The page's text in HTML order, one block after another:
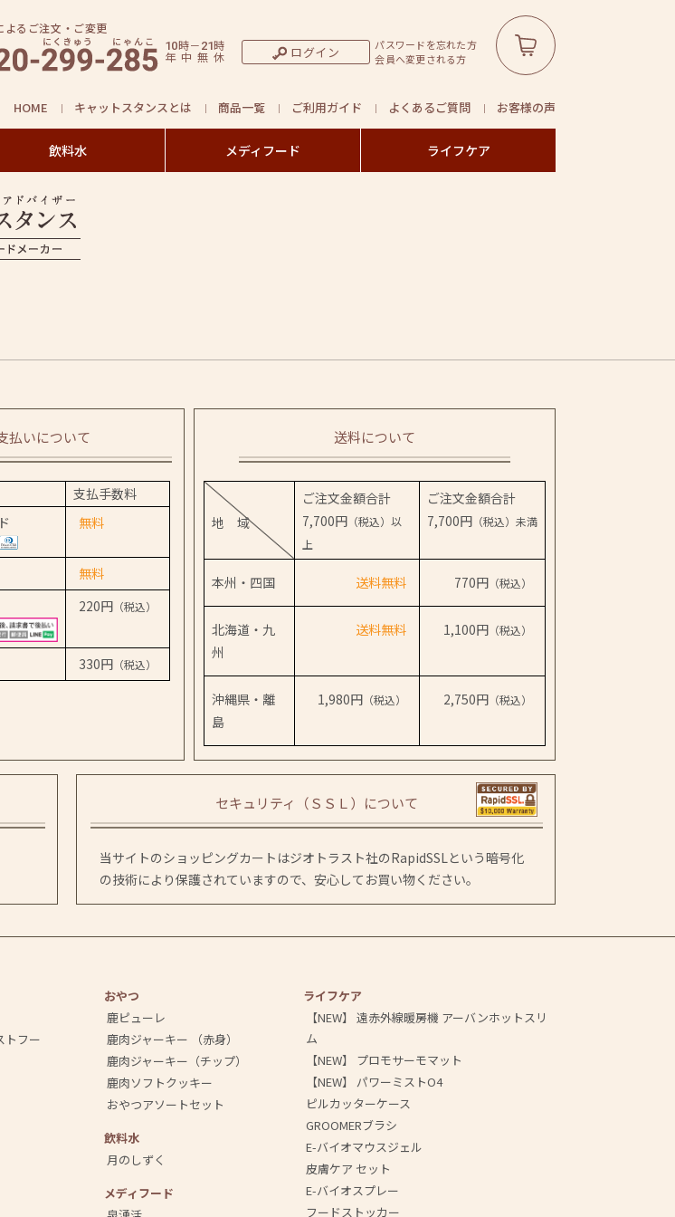
よるご注文・ご変更
10時－ 21時
年 中 無 休 ログイン
パスワードを忘れた方
会員へ変更される方
HOME キャットスタンスとは 商品一覧 ご利用ガイド よくあるご質問 お客様の声
飲料水 メディフード ライフケア
払いについて
支払手数料
無料
無料
220円 （税込）
330円 （税込）
送料について
地 域
ご注文金額合計
7,700円 （税込）以
上
ご注文金額合計
7,700円 （税込）未満
本州・四国 送料無料 770円 （税込）
北海道・九
州
送料無料 1,100円 （税込）
沖縄県・離
島
1,980円 （税込） 2,750円 （税込）
セキュリティ（ＳＳＬ）について
当サイトのショッピングカートはジオトラスト社のRapidSSLという暗号化
の技術により保護されていますので、安心してお買い物ください。
トフー
おやつ
鹿ピューレ
鹿肉ジャーキー （赤身）
鹿肉ジャーキー（チップ）
鹿肉ソフトクッキー
おやつアソートセット
飲料⽔
月のしずく
メディフード
ライフケア
【NEW】 遠赤外線暖房機 アーバンホットスリ
ム
【NEW】 プロモサーモマット
【NEW】 パワーミストO4
ピルカッターケース
GROOMERブラシ
E-バイオマウスジェル
皮膚ケア セット
E-バイオスプレー
フードストッカー